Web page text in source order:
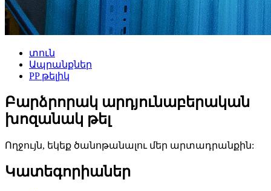
տուն
Ապրանքներ
PP թելիկ
Բարձրորակ արդյունաբերական
խոզանակ թել
Ողջույն, եկեք ծանոթանալու մեր արտադրանքին:
Կատեգորիաներ